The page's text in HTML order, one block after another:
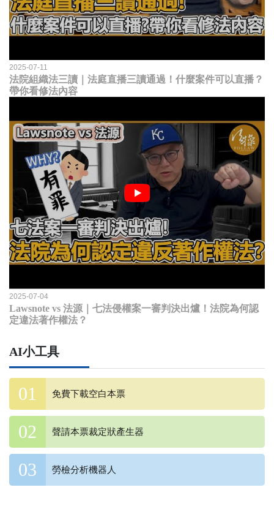
2025-07-11
法院組織法三讀｜法庭直播三讀通過！什麼案件可以直播？
帶你看修法內容
2025-07-04
Lawsnote vs 法源｜七法侵權案一審判決出爐！法院為何認
定違法著作權法？
AI小工具
免費下載空白本票
聲請本票裁定狀產生器
勞檢分析機器人